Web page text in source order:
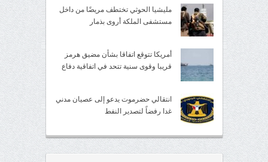
مليشيا الحوثي تختطف مريضًا من داخل
مستشفى الملكة أروى بذمار
أمريكا تتوقع اتفاقا بشأن مضيق هرمز
قريبا وقوى سنية تتحد في اتفاقية دفاع
انتقالي حضرموت يدعو إلى عصيان مدني
غدا رفضاً لتصدير النفط